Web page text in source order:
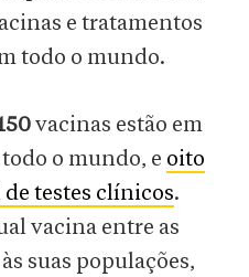
e tratamentos
todo o mundo.
vacinas estão em
o mundo, e oito
testes clínicos.
vacina entre as
suas populações,